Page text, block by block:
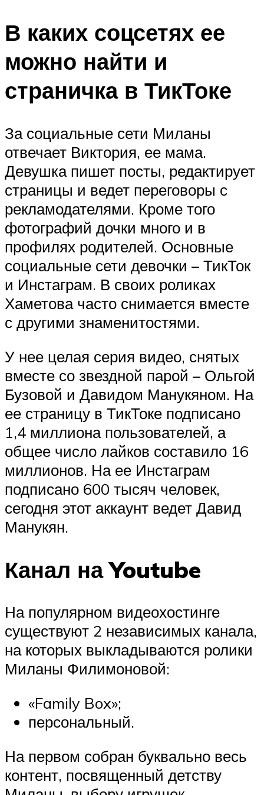
В каких соцсетях ее
можно найти и
страничка в ТикТоке
За социальные сети Миланы
отвечает Виктория, ее мама.
Девушка пишет посты, редактирует
страницы и ведет переговоры с
рекламодателями. Кроме того
фотографий дочки много и в
профилях родителей. Основные
социальные сети девочки – ТикТок
и Инстаграм. В своих роликах
Хаметова часто снимается вместе
с другими знаменитостями.
У нее целая серия видео, снятых
вместе со звездной парой – Ольгой
Бузовой и Давидом Манукяном. На
ее страницу в ТикТоке подписано
1,4 миллиона пользователей, а
общее число лайков составило 16
миллионов. На ее Инстаграм
подписано 600 тысяч человек,
сегодня этот аккаунт ведет Давид
Манукян.
Канал на Youtube
На популярном видеохостинге
существуют 2 независимых канала,
на которых выкладываются ролики
Миланы Филимоновой:
«Family Box»;
персональный.
На первом собран буквально весь
контент, посвященный детству